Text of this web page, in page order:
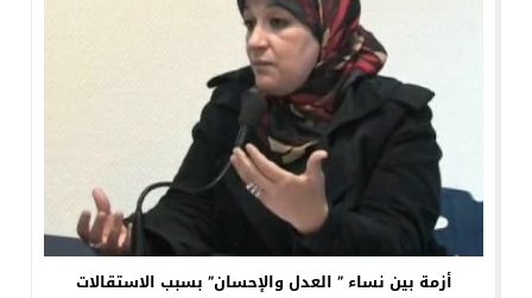
أزمة بين نساء ” العدل والإحسان” بسبب الاستقالات